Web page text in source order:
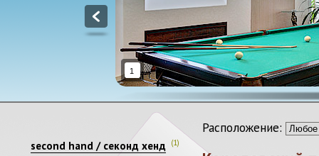
1
second hand / секонд хенд (1)
Расположение: